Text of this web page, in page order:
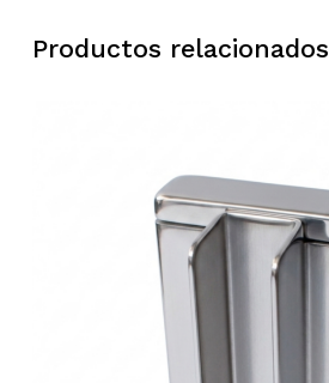
Productos relacionados